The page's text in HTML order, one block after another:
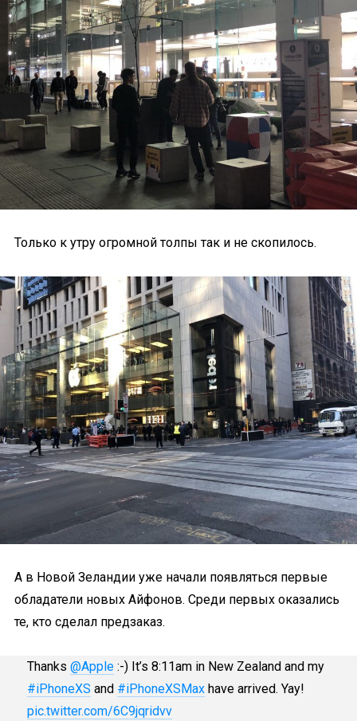
Только к утру огромной толпы так и не скопилось.
А в Новой Зеландии уже начали появляться первые
обладатели новых Айфонов. Среди первых оказались
те, кто сделал предзаказ.
Thanks @Apple :-) It’s 8:11am in New Zealand and my
#iPhoneXS and #iPhoneXSMax have arrived. Yay!
pic.twitter.com/6C9jqridvv